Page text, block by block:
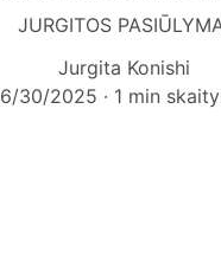
JURGITOS
Jurgita Konishi
6/30/2025
1 min